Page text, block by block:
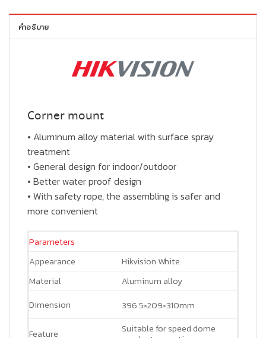
คำอธิบาย
Corner mount
• Aluminum alloy material with surface spray
treatment
• General design for indoor/outdoor
• Better water proof design
• With safety rope, the assembling is safer and
more convenient
Parameters
Appearance
Hikvision White
Material
Aluminum alloy
Dimension
396.5×209×310mm
Feature
Suitable for speed dome